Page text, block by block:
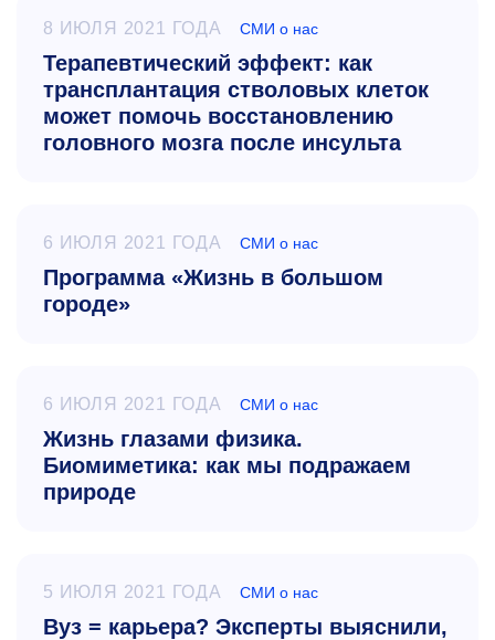
8 ИЮЛЯ 2021 ГОДА СМИ о нас
Терапевтический эффект: как
трансплантация стволовых клеток
может помочь восстановлению
головного мозга после инсульта
6 ИЮЛЯ 2021 ГОДА СМИ о нас
Программа «Жизнь в большом
городе»
6 ИЮЛЯ 2021 ГОДА СМИ о нас
Жизнь глазами физика.
Биомиметика: как мы подражаем
природе
5 ИЮЛЯ 2021 ГОДА СМИ о нас
Вуз = карьера? Эксперты выяснили,